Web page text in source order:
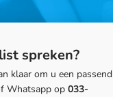
spreken?
klaar om u een passend
Whatsapp op 033-